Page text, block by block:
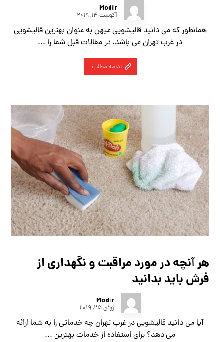
Modir
آگوست ۱۴, ۲۰۱۹
همانطور که می دانید قالیشویی میهن به عنوان بهترین قالیشویی
در غرب تهران می باشد. در مقالات قبل شما را ...
ادامه مطلب
هر آنچه در مورد مراقبت و نگهداری از
فرش باید بدانید
Modir
ژوئن ۲۵, ۲۰۱۹
آیا می دانید قالیشویی در غرب تهران چه خدماتی را به شما ارائه
می دهد؟ برای استفاده از خدمات بهترین ...